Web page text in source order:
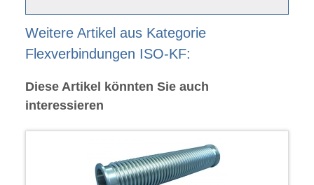
Weitere Artikel aus Kategorie
Flexverbindungen ISO-KF:
Diese Artikel könnten Sie auch
interessieren